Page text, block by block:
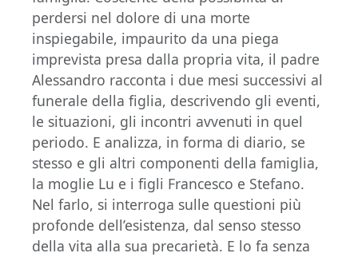
perdersi nel dolore di una morte
inspiegabile, impaurito da una piega
imprevista presa dalla propria vita, il padre
Alessandro racconta i due mesi successivi al
funerale della figlia, descrivendo gli eventi,
le situazioni, gli incontri avvenuti in quel
periodo. E analizza, in forma di diario, se
stesso e gli altri componenti della famiglia,
la moglie Lu e i figli Francesco e Stefano.
Nel farlo, si interroga sulle questioni più
profonde dell’esistenza, dal senso stesso
della vita alla sua precarietà. E lo fa senza